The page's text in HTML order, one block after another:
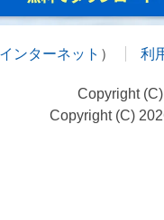
ンターネット ） 利
Copyright
Copyright (C)